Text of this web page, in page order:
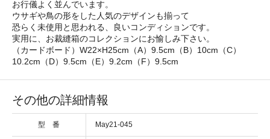
お行儀よく並んでいます。
ウサギや鳥の形をした人気のデザインも揃って
恐らく未使用と思われる、良いコンディションです。
実用に、お裁縫箱のコレクションにお愉しみ下さい。
（カードボード）W22×H25cm（A）9.5cm（B）10cm（C）
10.2cm（D）9.5cm（E）9.2cm（F）9.5cm
その他の詳細情報
型 番 May21-045